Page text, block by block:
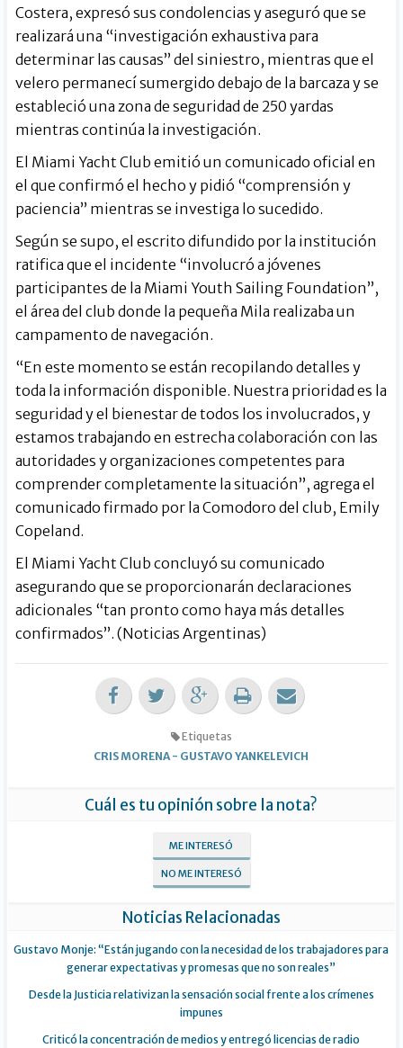
Costera, expresó sus condolencias y aseguró que se
realizará una “investigación exhaustiva para
determinar las causas” del siniestro, mientras que el
velero permanecí sumergido debajo de la barcaza y se
estableció una zona de seguridad de 250 yardas
mientras continúa la investigación.
El Miami Yacht Club emitió un comunicado oficial en
el que confirmó el hecho y pidió “comprensión y
paciencia” mientras se investiga lo sucedido.
Según se supo, el escrito difundido por la institución
ratifica que el incidente “involucró a jóvenes
participantes de la Miami Youth Sailing Foundation”,
el área del club donde la pequeña Mila realizaba un
campamento de navegación.
“En este momento se están recopilando detalles y
toda la información disponible. Nuestra prioridad es la
seguridad y el bienestar de todos los involucrados, y
estamos trabajando en estrecha colaboración con las
autoridades y organizaciones competentes para
comprender completamente la situación”, agrega el
comunicado firmado por la Comodoro del club, Emily
Copeland.
El Miami Yacht Club concluyó su comunicado
asegurando que se proporcionarán declaraciones
adicionales “tan pronto como haya más detalles
confirmados”. (Noticias Argentinas)
Etiquetas
CRIS MORENA - GUSTAVO YANKELEVICH
Cuál es tu opinión sobre la nota?
ME INTERESÓ
NO ME INTERESÓ
Noticias Relacionadas
Gustavo Monje: “Están jugando con la necesidad de los trabajadores para
generar expectativas y promesas que no son reales”
Desde la Justicia relativizan la sensación social frente a los crímenes
impunes
Criticó la concentración de medios y entregó licencias de radio